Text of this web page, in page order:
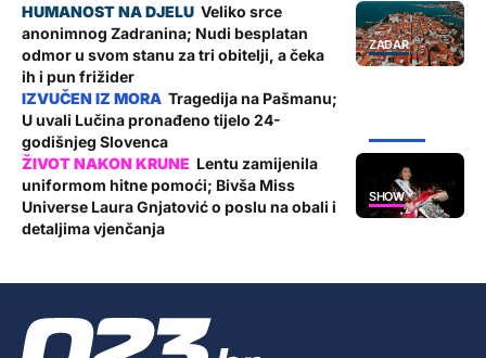
ZADAR
Veliko srce
anonimnog Zadranina; Nudi besplatan
odmor u svom stanu za tri obitelji, a čeka
ih i pun frižider
Tragedija na Pašmanu;
U uvali Lučina pronađeno tijelo 24-
godišnjeg Slovenca
SHOW
Lentu zamijenila
uniformom hitne pomoći; Bivša Miss
Universe Laura Gnjatović o poslu na obali i
detaljima vjenčanja